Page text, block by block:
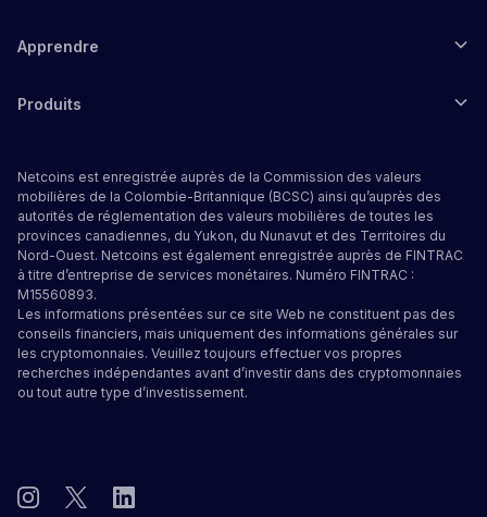
Apprendre
Produits
Netcoins est enregistrée auprès de la Commission des valeurs
mobilières de la Colombie-Britannique (BCSC) ainsi qu’auprès des
autorités de réglementation des valeurs mobilières de toutes les
provinces canadiennes, du Yukon, du Nunavut et des Territoires du
Nord-Ouest. Netcoins est également enregistrée auprès de FINTRAC
à titre d’entreprise de services monétaires. Numéro FINTRAC :
M15560893.
Les informations présentées sur ce site Web ne constituent pas des
conseils financiers, mais uniquement des informations générales sur
les cryptomonnaies. Veuillez toujours effectuer vos propres
recherches indépendantes avant d’investir dans des cryptomonnaies
ou tout autre type d’investissement.